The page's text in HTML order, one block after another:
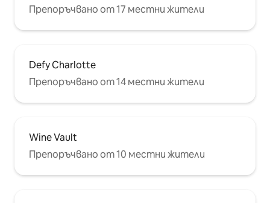
Препоръчвано от 17 местни жители
Defy Charlotte
Препоръчвано от 14 местни жители
Wine Vault
Препоръчвано от 10 местни жители